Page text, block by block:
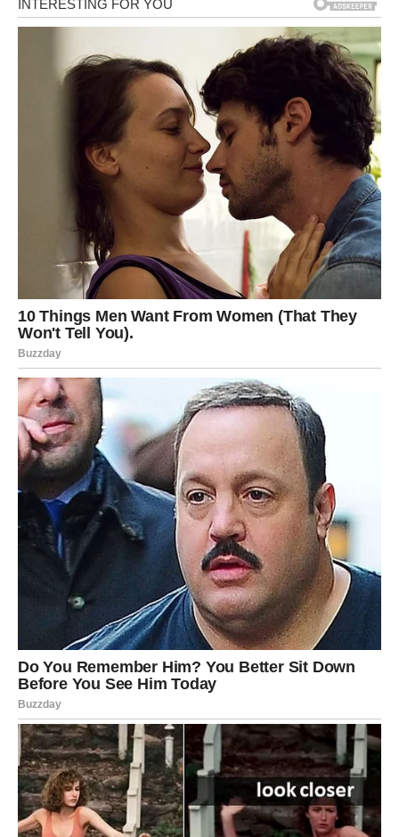
Mnoge Vage će konačno donijeti odluku koju dugo odlažu
i upravo ta odluka mogla bi kasnije potpuno promijeniti
njihov život.
Novac i uspjeh dolaze onda kada
skoro izgubite vjeru
Finansijska situacija uskoro bi mogla postati mnogo bolja.
Pred vama su dani tokom kojih biste mogle dobiti novu
poslovnu ponudu, priliku za dodatnu zaradu ili pomoć
koja dolazi potpuno neočekivano.
Mnoge Vage će konačno uspjeti riješiti probleme koji ih
dugo opterećuju i prvi put nakon mnogo vremena osjetiti
sigurnost i mir.
Zvijezde pokazuju da vam dolazi period tokom kojeg biste
mogle ostvariti jedan veoma važan cilj.
Ljubav vam sprema veliko
iznenađenje
Pored finansija, velika promjena očekuje vas i na polju